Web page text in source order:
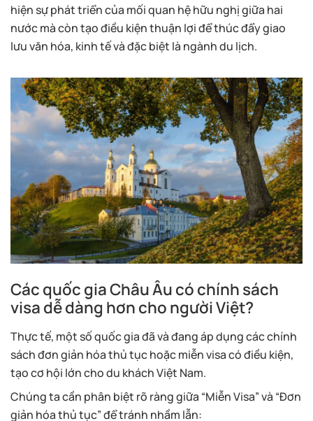
hiện sự phát triển của mối quan hệ hữu nghị giữa hai
nước mà còn tạo điều kiện thuận lợi để thúc đẩy giao
lưu văn hóa, kinh tế và đặc biệt là ngành du lịch.
Các quốc gia Châu Âu có chính sách
visa dễ dàng hơn cho người Việt?
Thực tế, một số quốc gia đã và đang áp dụng các chính
sách đơn giản hóa thủ tục hoặc miễn visa có điều kiện,
tạo cơ hội lớn cho du khách Việt Nam.
Chúng ta cần phân biệt rõ ràng giữa “Miễn Visa” và “Đơn
giản hóa thủ tục” để tránh nhầm lẫn: